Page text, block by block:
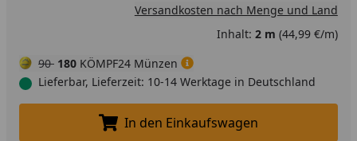
Versandkosten nach Menge und Land
Inhalt: 2 m (44,99 €/m)
90 180 KÖMPF24 Münzen
Lieferbar, Lieferzeit: 10-14 Werktage in Deutschland
In den Einkaufswagen legen
In den Einkaufswagen